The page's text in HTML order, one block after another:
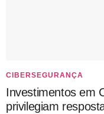
CIBERSEGURANÇA
Investimentos em
privilegiam